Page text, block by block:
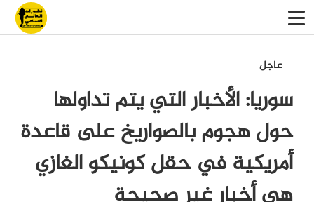
عاجل
سوريا: الأخبار التي يتم تداولها
حول هجوم بالصواريخ على قاعدة
أمريكية في حقل كونيكو الغازي